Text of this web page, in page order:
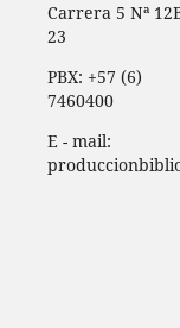
Carrera 5 Nª
23
PBX: +57 (6)
7460400
E - mail: